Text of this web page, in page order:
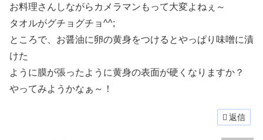
お料理さんしながらカメラマンもって大変よねぇ～
タオルがグチョグチョ^^;
ところで、お醤油に卵の黄身をつけるとやっぱり味噌に漬
けた
ように膜が張ったように黄身の表面が硬くなりますか？
やってみようかなぁ～！
返信